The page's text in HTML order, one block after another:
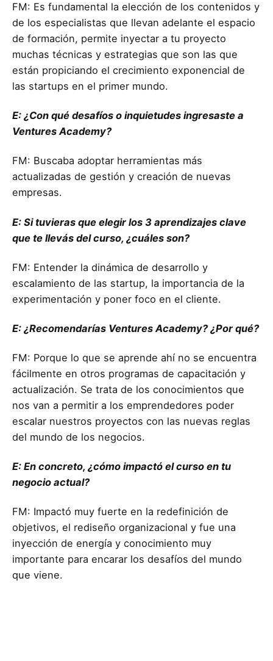
FM: Es fundamental la elección de los contenidos y
de los especialistas que llevan adelante el espacio
de formación, permite inyectar a tu proyecto
muchas técnicas y estrategias que son las que
están propiciando el crecimiento exponencial de
las startups en el primer mundo.
E: ¿Con qué desafíos o inquietudes ingresaste a
Ventures Academy?
FM: Buscaba adoptar herramientas más
actualizadas de gestión y creación de nuevas
empresas.
E: Si tuvieras que elegir los 3 aprendizajes clave
que te llevás del curso, ¿cuáles son?
FM: Entender la dinámica de desarrollo y
escalamiento de las startup, la importancia de la
experimentación y poner foco en el cliente.
E: ¿Recomendarías Ventures Academy? ¿Por qué?
FM: Porque lo que se aprende ahí no se encuentra
fácilmente en otros programas de capacitación y
actualización. Se trata de los conocimientos que
nos van a permitir a los emprendedores poder
escalar nuestros proyectos con las nuevas reglas
del mundo de los negocios.
E: En concreto, ¿cómo impactó el curso en tu
negocio actual?
FM: Impactó muy fuerte en la redefinición de
objetivos, el rediseño organizacional y fue una
inyección de energía y conocimiento muy
importante para encarar los desafíos del mundo
que viene.